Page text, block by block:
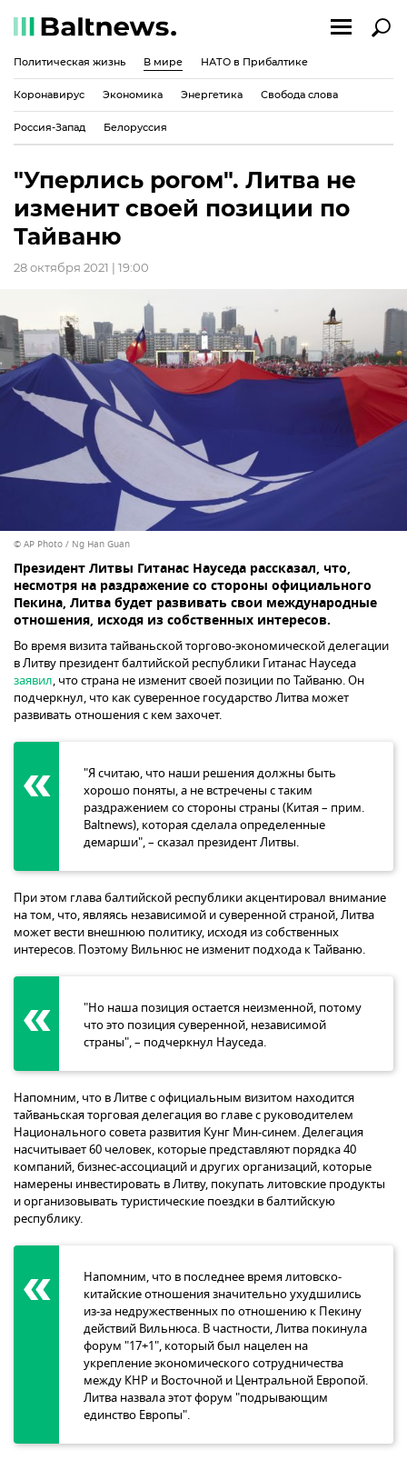
Политическая жизнь В мире НАТО в Прибалтике
Коронавирус Экономика Энергетика Свобода слова
Россия-Запад Белоруссия
"Уперлись рогом". Литва не
изменит своей позиции по
Тайваню
28 октября 2021 | 19:00
© AP Photo / Ng Han Guan
Президент Литвы Гитанас Науседа рассказал, что,
несмотря на раздражение со стороны официального
Пекина, Литва будет развивать свои международные
отношения, исходя из собственных интересов.
Во время визита тайваньской торгово-экономической делегации
в Литву президент балтийской республики Гитанас Науседа
заявил, что страна не изменит своей позиции по Тайваню. Он
подчеркнул, что как суверенное государство Литва может
развивать отношения с кем захочет.
"Я считаю, что наши решения должны быть
хорошо поняты, а не встречены с таким
раздражением со стороны страны (Китая – прим.
Baltnews), которая сделала определенные
демарши", – сказал президент Литвы.
При этом глава балтийской республики акцентировал внимание
на том, что, являясь независимой и суверенной страной, Литва
может вести внешнюю политику, исходя из собственных
интересов. Поэтому Вильнюс не изменит подхода к Тайваню.
"Но наша позиция остается неизменной, потому
что это позиция суверенной, независимой
страны", – подчеркнул Науседа.
Напомним, что в Литве с официальным визитом находится
тайваньская торговая делегация во главе с руководителем
Национального совета развития Кунг Мин-синем. Делегация
насчитывает 60 человек, которые представляют порядка 40
компаний, бизнес-ассоциаций и других организаций, которые
намерены инвестировать в Литву, покупать литовские продукты
и организовывать туристические поездки в балтийскую
республику.
Напомним, что в последнее время литовско-
китайские отношения значительно ухудшились
из-за недружественных по отношению к Пекину
действий Вильнюса. В частности, Литва покинула
форум "17+1", который был нацелен на
укрепление экономического сотрудничества
между КНР и Восточной и Центральной Европой.
Литва назвала этот форум "подрывающим
единство Европы".